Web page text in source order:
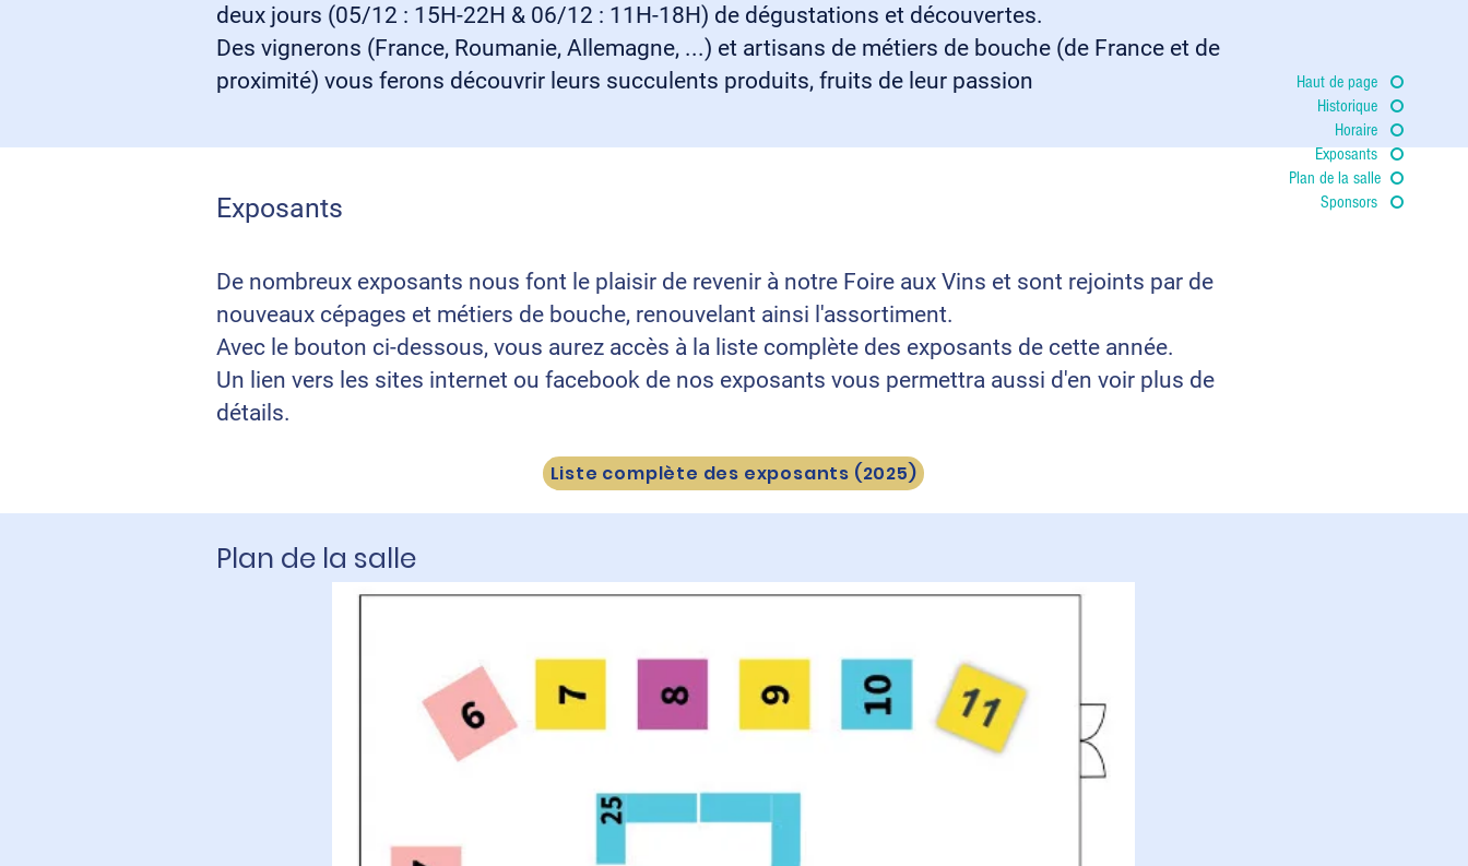
Haut de page
Historique
Horaire
Exposants
Plan de la salle
Sponsors
deux jours (05/12 : 15H-22H & 06/12 : 11H-18H) de dégustations et découvertes.
Des vignerons (France, Roumanie, Allemagne, ...) et artisans de métiers de bouche (de France et de
proximité) vous ferons découvrir leurs succulents produits, fruits de leur passion
Exposants
De nombreux exposants nous font le plaisir de revenir à notre Foire aux Vins et sont rejoints par de
nouveaux cépages et métiers de bouche, renouvelant ainsi l'assortiment.
Avec le bouton ci-dessous, vous aurez accès à la liste complète des exposants de cette année.
Un lien vers les sites internet ou facebook de nos exposants vous permettra aussi d'en voir plus de
détails.
Liste complète des exposants (2025)
Plan de la salle